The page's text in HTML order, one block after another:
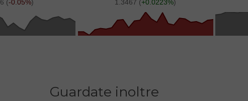
Guardate inoltre